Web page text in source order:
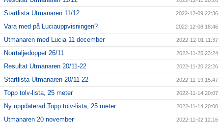
Startlista Utmanaren 11/12 2022-12-09 22:36
Vara med på Luciauppvisningen? 2022-12-08 18:46
Utmanaren med Lucia 11 december 2022-12-01 11:37
Norrtäljedoppet 26/11 2022-11-25 23:24
Resultat Utmanaren 20/11-22 2022-11-20 22:26
Startlista Utmanaren 20/11-22 2022-11-19 15:47
Topp tolv-lista, 25 meter 2022-11-14 20:07
Ny uppdaterad Topp tolv-lista, 25 meter 2022-11-14 20:00
Utmanaren 20 november 2022-11-02 12:16